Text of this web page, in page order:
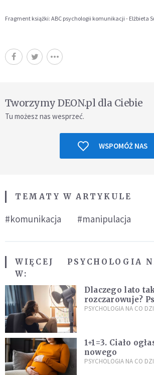
Fragment książki: ABC psychologii komunikacji - Elżbieta
Tworzymy DEON.pl dla Ciebie
Tu możesz nas wesprzeć.
WSPOMÓŻ NAS
TEMATY W ARTYKULE
#komunikacja #manipulacja
WIĘCEJ
W:
PSYCHOLOGIA
Dlaczego lato
rozczarowuje?
wyjaśnia, skąd
PSYCHOLOGIA NA CO
1+1=3. Ciało
nowego
PSYCHOLOGIA NA CO